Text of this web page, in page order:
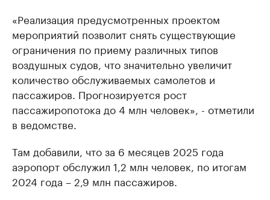
«Реализация предусмотренных проектом
мероприятий позволит снять существующие
ограничения по приему различных типов
воздушных судов, что значительно увеличит
количество обслуживаемых самолетов и
пассажиров. Прогнозируется рост
пассажиропотока до 4 млн человек», - отметили
в ведомстве.
Там добавили, что за 6 месяцев 2025 года
аэропорт обслужил 1,2 млн человек, по итогам
2024 года – 2,9 млн пассажиров.